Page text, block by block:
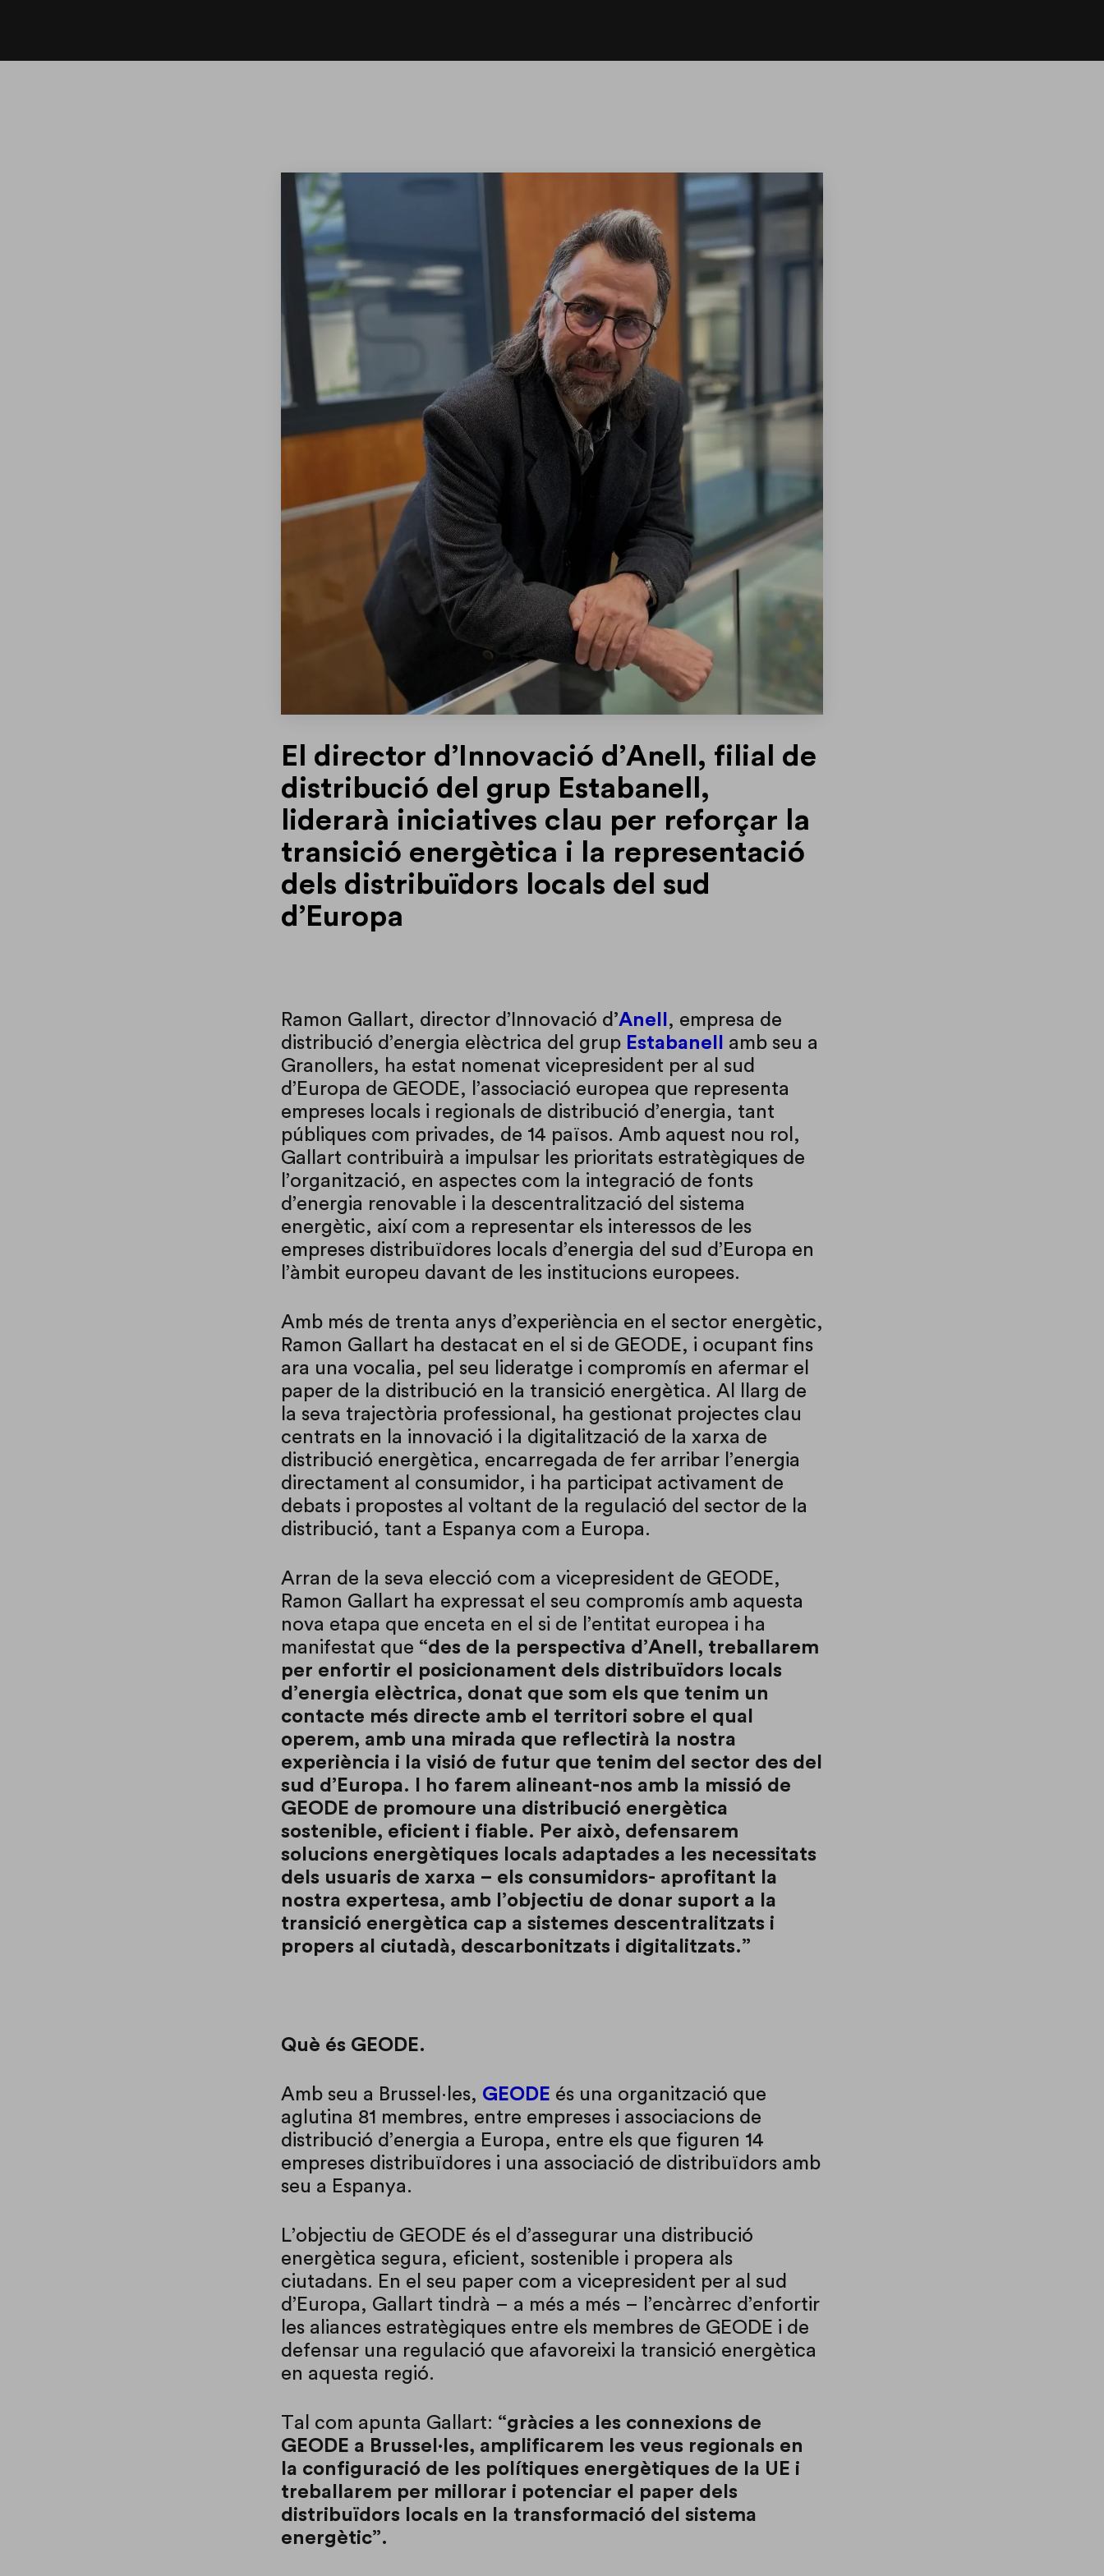
El director d’Innovació d’Anell, filial de
distribució del grup Estabanell,
liderarà iniciatives clau per reforçar la
transició energètica i la representació
dels distribuïdors locals del sud
d’Europa
Ramon Gallart, director d’Innovació d ’Anell , empresa de
distribució d’energia elèctrica del grup Estabanell
amb seu a
Granollers, ha estat nomenat vicepresident per al sud
d’Europa de GEODE, l’associació europea que representa
empreses locals i regionals de distribució d’energia, tant
públiques com privades, de 14 països. Amb aquest nou rol,
Gallart contribuirà a impulsar les prioritats estratègiques de
l’organització, en aspectes com la integració de fonts
d’energia renovable i la descentralització del sistema
energètic, així com a representar els interessos de les
empreses distribuïdores locals d’energia del sud d’Europa en
l’àmbit europeu davant de les institucions europees.
Amb més de trenta anys d’experiència en el sector energètic,
Ramon Gallart ha destacat en el si de GEODE, i ocupant fins
ara una vocalia, pel seu lideratge i compromís en afermar el
paper de la distribució en la transició energètica. Al llarg de
la seva trajectòria professional, ha gestionat projectes clau
centrats en la innovació i la digitalització de la xarxa de
distribució energètica, encarregada de fer arribar l’energia
directament al consumidor, i ha participat activament de
debats i propostes al voltant de la regulació del sector de la
distribució, tant a Espanya com a Europa.
Arran de la seva elecció com a vicepresident de GEODE,
Ramon Gallart ha expressat el seu compromís amb aquesta
nova etapa que enceta en el si de l’entitat europea i ha
manifestat que “des de la perspectiva d’Anell, treballarem
per enfortir el posicionament dels distribuïdors locals
d’energia elèctrica, donat que som els que tenim un
contacte més directe amb el territori sobre el qual
operem, amb una mirada que reflectirà la nostra
experiència i la visió de futur que tenim del sector des del
sud d’Europa. I ho farem alineant-nos amb la missió de
GEODE de promoure una distribució energètica
sostenible, eficient i fiable. Per això, defensarem
solucions energètiques locals adaptades a les necessitats
dels usuaris de xarxa – els consumidors- aprofitant la
nostra expertesa, amb l’objectiu de donar suport a la
transició energètica cap a sistemes descentralitzats i
propers al ciutadà, descarbonitzats i digitalitzats.”
Què és GEODE.
Amb seu a Brussel·les, GEODE és una organització que
aglutina 81 membres, entre empreses i associacions de
distribució d’energia a Europa, entre els que figuren 14
empreses distribuïdores i una associació de distribuïdors amb
seu a Espanya.
L’objectiu de GEODE és el d’assegurar una distribució
energètica segura, eficient, sostenible i propera als
ciutadans. En el seu paper com a vicepresident per al sud
d’Europa, Gallart tindrà – a més a més – l’encàrrec d’enfortir
les aliances estratègiques entre els membres de GEODE i de
defensar una regulació que afavoreixi la transició energètica
en aquesta regió.
Tal com apunta Gallart: “gràcies a les connexions de
GEODE a Brussel·les, amplificarem les veus regionals en
la configuració de les polítiques energètiques de la UE i
treballarem per millorar i potenciar el paper dels
distribuïdors locals en la transformació del sistema
energètic”.